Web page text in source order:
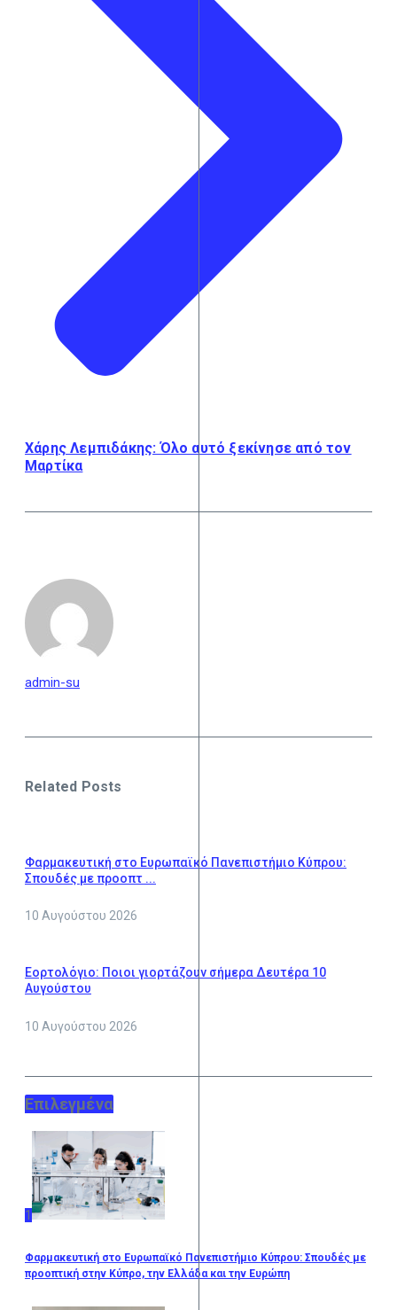
Χάρης Λεμπιδάκης: Όλο αυτό ξεκίνησε από τον
Μαρτίκα
admin-su
Related Posts
Φαρμακευτική στο Ευρωπαϊκό Πανεπιστήμιο Κύπρου:
Σπουδές με προοπτ ...
10 Αυγούστου 2026
Εορτολόγιο: Ποιοι γιορτάζουν σήμερα Δευτέρα 10
Αυγούστου
10 Αυγούστου 2026
Επιλεγμένα
1
Φαρμακευτική στο Ευρωπαϊκό Πανεπιστήμιο Κύπρου: Σπουδές με
προοπτική στην Κύπρο, την Ελλάδα και την Ευρώπη